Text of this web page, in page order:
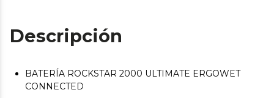
Descripción
BATERÍA ROCKSTAR 2000 ULTIMATE ERGOWET
CONNECTED